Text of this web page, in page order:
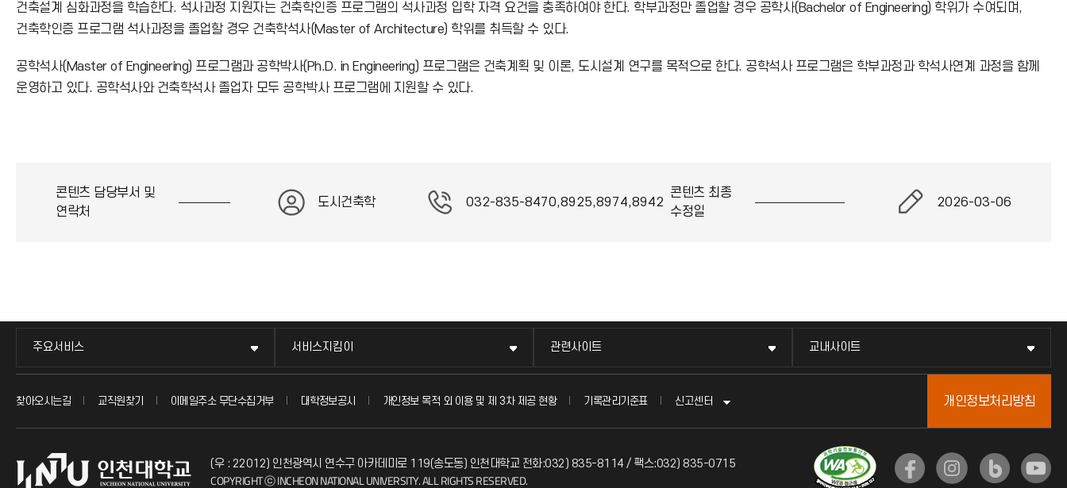
건축설계 심화과정을 학습한다. 석사과정 지원자는 건축학인증 프로그램의 석사과정 입학 자격 요건을 충족하여야 한다. 학부과정만 졸업할 경우 공학사(Bachelor of Engineering) 학위가 수여되며,
건축학인증 프로그램 석사과정을 졸업할 경우 건축학석사(Master of Architecture) 학위를 취득할 수 있다.
공학석사(Master of Engineering) 프로그램과 공학박사(Ph.D. in Engineering) 프로그램은 건축계획 및 이론, 도시설계 연구를 목적으로 한다. 공학석사 프로그램은 학부과정과 학석사연계 과정을 함께
운영하고 있다. 공학석사와 건축학석사 졸업자 모두 공학박사 프로그램에 지원할 수 있다.
콘텐츠 담당부서 및
연락처
도시건축학 032-835-8470,8925,8974,8942
콘텐츠 최종
수정일
2026-03-06
주요서비스 서비스지킴이 관련사이트 교내사이트
찾아오시는길 교직원찾기 이메일주소 무단수집거부 대학정보공시 개인정보 목적 외 이용 및 제 3차 제공 현황 기록관리기준표 신고센터 개인정보처리방침
(우 : 22012) 인천광역시 연수구 아카데미로 119(송도동) 인천대학교 전화:032) 835-8114 / 팩스:032) 835-0715
COPYRIGHT ⓒ INCHEON NATIONAL UNIVERSITY. ALL RIGHTS RESERVED.